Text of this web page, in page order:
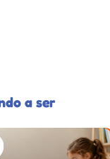
a ser